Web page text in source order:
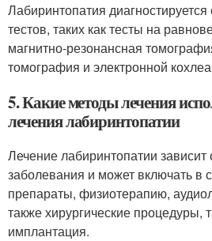
Лабиринтопатия
тестов, таких как тесты на
магнитно-резонансная
томография и электронной
5. Какие методы лечения
лечения лабиринтопатии
Лечение лабиринтопатии зависит
заболевания и может включать в
препараты, физиотерапию,
также хирургические процедуры,
имплантация.